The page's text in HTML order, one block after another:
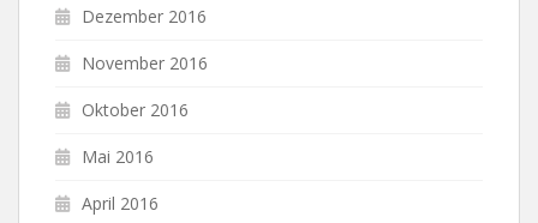
Dezember 2016
November 2016
Oktober 2016
Mai 2016
April 2016